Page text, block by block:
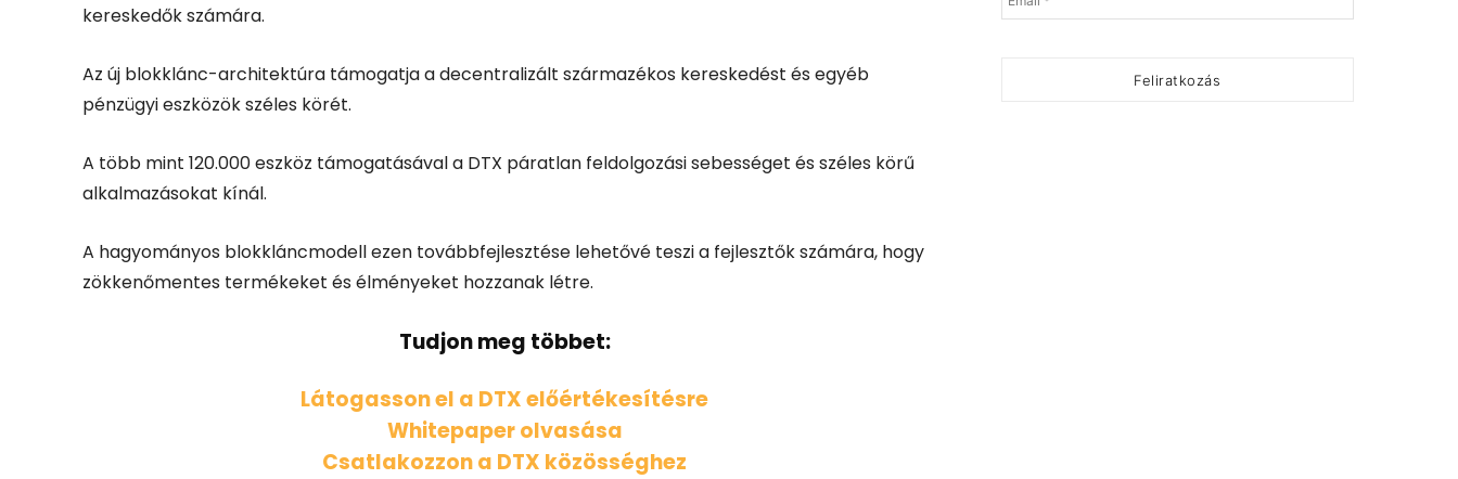
kereskedők számára.
Az új blokklánc-architektúra támogatja a decentralizált származékos kereskedést és egyéb
pénzügyi eszközök széles körét.
A több mint 120.000 eszköz támogatásával a DTX páratlan feldolgozási sebességet és széles körű
alkalmazásokat kínál.
A hagyományos blokkláncmodell ezen továbbfejlesztése lehetővé teszi a fejlesztők számára, hogy
zökkenőmentes termékeket és élményeket hozzanak létre.
Tudjon meg többet:
Látogasson el a DTX előértékesítésre
Whitepaper olvasása
Csatlakozzon a DTX közösséghez